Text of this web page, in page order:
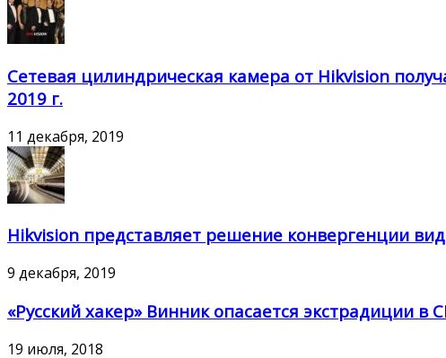
Сетевая цилиндрическая камера от Hikvision
2019 г.
11 декабря, 2019
Hikvision представляет решение конвергенции
9 декабря, 2019
«Русский хакер» Винник опасается экстрадиции
19 июля, 2018